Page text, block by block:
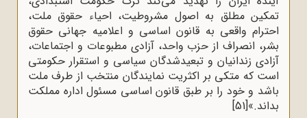
تمکین مطلق به اصول مشروطیت، احیاء حقوق ملت،
احترام واقعی به قانون اساسی و اعلامیه جهانی حقوق
بشر، انصراف از حزب واحد، آزادی مطبوعات و اجتماعات،
آزادی زندانیان و تبعیدشدگان سیاسی و استقرار حکومتی
است که متکی بر اکثریت نمایندگان منتخب از طرف ملت
باشد و خود را بر طبق قانون اساسی مسئول اداره مملکت
بداند.»[51]